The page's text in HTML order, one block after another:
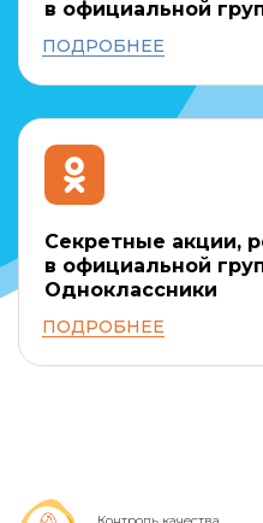
в официальной
ПОДРОБНЕЕ
Секретные акции,
в официальной
Одноклассники
ПОДРОБНЕЕ